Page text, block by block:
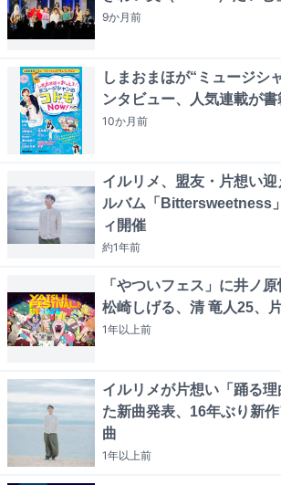
9か月前
しまおまほが“ミュージシ
ンタビュー、人気連載が書
10か月前
イルリメ、盟友・片想い
ルバム「Bittersweetness
ィ開催
約1年前
「やついフェス」に井ノ原
松崎しげる、清 竜人25、
1年以上前
イルリメが片想い「踊る
た新曲発表、16年ぶり新
曲
1年以上前